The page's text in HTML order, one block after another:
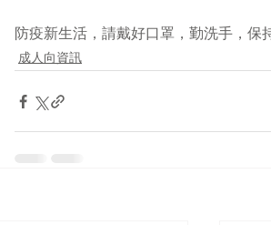
防疫新生活，請戴好口罩，勤洗手，保
成人向資訊